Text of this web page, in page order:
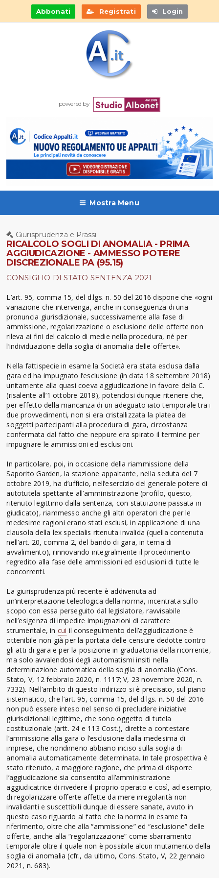
Abbonati Registrati Login
powered by
Mostra Menu
Giurisprudenza e Prassi
RICALCOLO SOGLI DI ANOMALIA - PRIMA
AGGIUDICAZIONE - AMMESSO POTERE
DISCREZIONALE PA (95.15)
CONSIGLIO DI STATO SENTENZA 2021
L’art. 95, comma 15, del d.lgs. n. 50 del 2016 dispone che «ogni
variazione che intervenga, anche in conseguenza di una
pronuncia giurisdizionale, successivamente alla fase di
ammissione, regolarizzazione o esclusione delle offerte non
rileva ai fini del calcolo di medie nella procedura, né per
l’individuazione della soglia di anomalia delle offerte».
Nella fattispecie in esame la Società era stata esclusa dalla
gara ed ha impugnato l’esclusione (in data 18 settembre 2018)
unitamente alla quasi coeva aggiudicazione in favore della C.
(risalente all’1 ottobre 2018), potendosi dunque ritenere che,
per effetto della mancanza di un adeguato iato temporale tra i
due provvedimenti, non si era cristallizzata la platea dei
soggetti partecipanti alla procedura di gara, circostanza
confermata dal fatto che neppure era spirato il termine per
impugnare le ammissioni ed esclusioni.
In particolare, poi, in occasione della riammissione della
Saporito Garden, la stazione appaltante, nella seduta del 7
ottobre 2019, ha d’ufficio, nell’esercizio del generale potere di
autotutela spettante all’amministrazione (profilo, questo,
ritenuto legittimo dalla sentenza, con statuizione passata in
giudicato), riammesso anche gli altri operatori che per le
medesime ragioni erano stati esclusi, in applicazione di una
clausola della lex specialis ritenuta invalida (quella contenuta
nell’art. 20, comma 2, del bando di gara, in tema di
avvalimento), rinnovando integralmente il procedimento
regredito alla fase delle ammissioni ed esclusioni di tutte le
concorrenti.
La giurisprudenza più recente è addivenuta ad
un’interpretazione teleologica della norma, incentrata sullo
scopo con essa perseguito dal legislatore, ravvisabile
nell’esigenza di impedire impugnazioni di carattere
strumentale, in cui il conseguimento dell’aggiudicazione è
ottenibile non già per la portata delle censure dedotte contro
gli atti di gara e per la posizione in graduatoria della ricorrente,
ma solo avvalendosi degli automatismi insiti nella
determinazione automatica della soglia di anomalia (Cons.
Stato, V, 12 febbraio 2020, n. 1117; V, 23 novembre 2020, n.
7332). Nell’ambito di questo indirizzo si è precisato, sul piano
sistematico, che l’art. 95, comma 15, del d.lgs. n. 50 del 2016
non può essere inteso nel senso di precludere iniziative
giurisdizionali legittime, che sono oggetto di tutela
costituzionale (artt. 24 e 113 Cost.), dirette a contestare
l’ammissione alla gara o l’esclusione dalla medesima di
imprese, che nondimeno abbiano inciso sulla soglia di
anomalia automaticamente determinata. In tale prospettiva è
stato ritenuto, a maggiore ragione, che prima di disporre
l’aggiudicazione sia consentito all’amministrazione
aggiudicatrice di rivedere il proprio operato e così, ad esempio,
di regolarizzare offerte affette da mere irregolarità non
invalidanti e suscettibili dunque di essere sanate, avuto in
questo caso riguardo al fatto che la norma in esame fa
riferimento, oltre che alla “ammissione” ed “esclusione” delle
offerte, anche alla “regolarizzazione” come sbarramento
temporale oltre il quale non è possibile alcun mutamento della
soglia di anomalia (cfr., da ultimo, Cons. Stato, V, 22 gennaio
2021, n. 683).